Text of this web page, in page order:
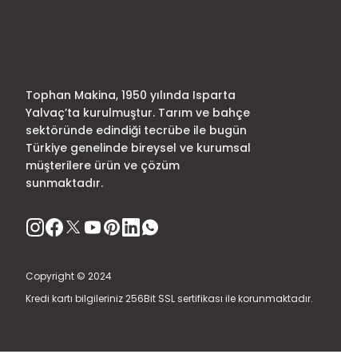
Tophan Makina, 1950 yılında Isparta
Yalvaç’ta kurulmuştur. Tarım ve bahçe
sektöründe edindiği tecrübe ile bugün
Türkiye genelinde bireysel ve kurumsal
müşterilere ürün ve çözüm
sunmaktadır.
Copyright © 2024
Kredi kartı bilgileriniz 256Bit SSL sertifikası ile korunmaktadır.